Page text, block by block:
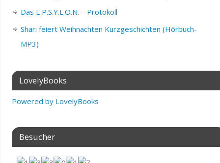
Das E.P.S.Y.L.O.N. – Protokoll
Shari feiert Weihnachten Kurzgeschichten (Hörbuch-
MP3)
LovelyBooks
Powered by LovelyBooks
Besucher